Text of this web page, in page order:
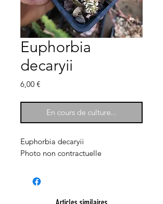
Euphorbia
decaryii
6,00 €Prix
En cours de culture...
Euphorbia decaryii
Photo non contractuelle